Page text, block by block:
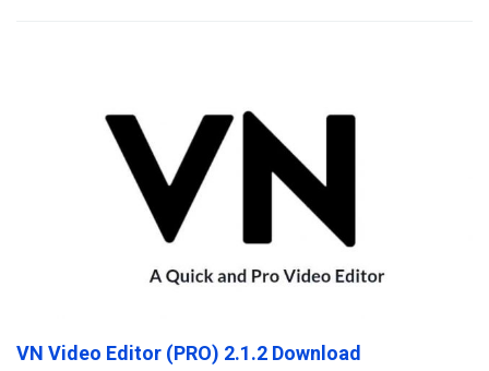
VN Video Editor (PRO) 2.1.2 Download